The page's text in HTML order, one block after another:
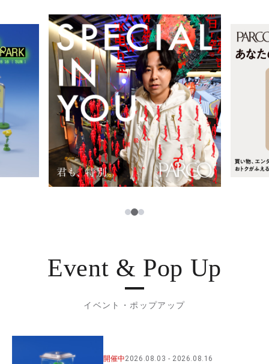
レストラン・カフェ
TAX FREE
PARCOメンバーズ
ภาษาไทย
日本語
12
Event & Pop Up
イベント・ポップアップ
開催中2026.08.03 2026.08.16